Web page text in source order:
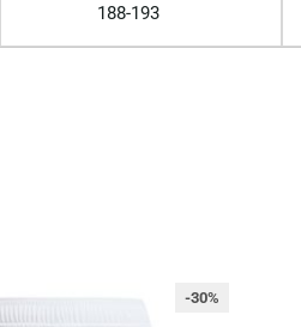
188-193
-30%